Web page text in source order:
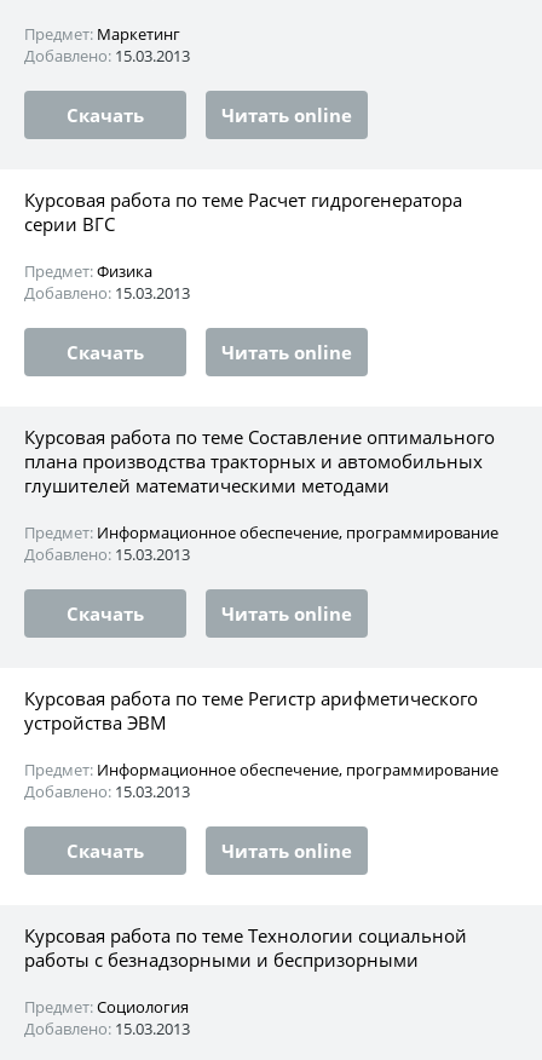
Предмет: Маркетинг
Добавлено: 15.03.2013
Скачать Читать online
Курсовая работа по теме Расчет гидрогенератора
серии ВГС
Предмет:Физика
Добавлено: 15.03.2013
Скачать Читать online
Курсовая работа по теме Составление оптимального
плана производства тракторных и автомобильных
глушителей математическими методами
Предмет: Информационное обеспечение, программирование
Добавлено: 15.03.2013
Скачать Читать online
Курсовая работа по теме Регистр арифметического
устройства ЭВМ
Предмет: Информационное обеспечение, программирование
Добавлено: 15.03.2013
Скачать Читать online
Курсовая работа по теме Технологии социальной
работы с безнадзорными и беспризорными
Предмет:Социология
Добавлено: 15.03.2013